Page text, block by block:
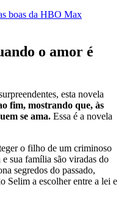
boas da HBO Max
o amor é
esta novela
fim, mostrando que, às
se ama. Essa é a novela
o filho de um criminoso
sua família são viradas do
segredos do passado,
Selim a escolher entre a lei e